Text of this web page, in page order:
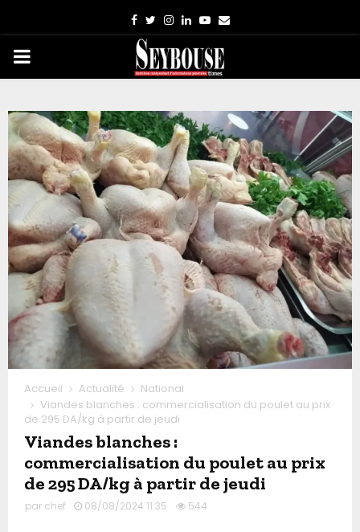
Facebook
TwitterInstagram
LinkedinYoutube
Email
PRIMARY
Accueil Actualité
National
Viandes blanches : commercialisation du poulet au prix
de 295 DA/kg à partir de jeudi
Viandes blanches :
commercialisation du poulet au prix
de 295 DA/kg à partir de jeudi
par chef 08/08/2024 11:35 544